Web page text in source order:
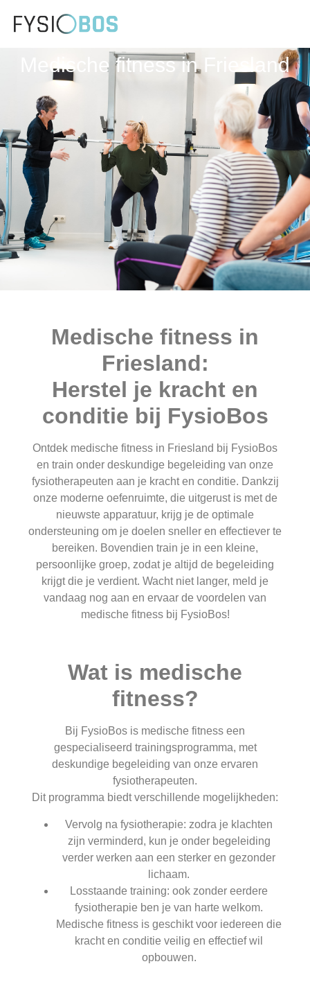
Medische fitness in Friesland
Medische fitness in
Friesland:
Herstel je kracht en
conditie bij FysioBos
Ontdek medische fitness in Friesland bij FysioBos
en train onder deskundige begeleiding van onze
fysiotherapeuten aan je kracht en conditie. Dankzij
onze moderne oefenruimte, die uitgerust is met de
nieuwste apparatuur, krijg je de optimale
ondersteuning om je doelen sneller en effectiever te
bereiken. Bovendien train je in een kleine,
persoonlijke groep, zodat je altijd de begeleiding
krijgt die je verdient. Wacht niet langer, meld je
vandaag nog aan en ervaar de voordelen van
medische fitness bij FysioBos!
Wat is medische
fitness?
Bij FysioBos is medische fitness een
gespecialiseerd trainingsprogramma, met
deskundige begeleiding van onze ervaren
fysiotherapeuten.
Dit programma biedt verschillende mogelijkheden:
Vervolg na fysiotherapie: zodra je klachten
zijn verminderd, kun je onder begeleiding
verder werken aan een sterker en gezonder
lichaam.
Losstaande training: ook zonder eerdere
fysiotherapie ben je van harte welkom.
Medische fitness is geschikt voor iedereen die
kracht en conditie veilig en effectief wil
opbouwen.